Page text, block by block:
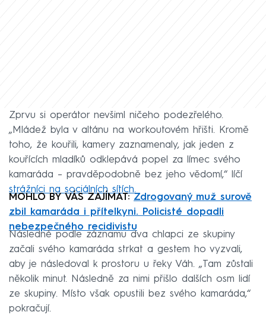
Zprvu si operátor nevšiml ničeho podezřelého.
„Mládež byla v altánu na workoutovém hřišti. Kromě
toho, že kouřili, kamery zaznamenaly, jak jeden z
kouřících mladíků odklepává popel za límec svého
kamaráda – pravděpodobně bez jeho vědomí,“ líčí
strážníci na sociálních sítích.
MOHLO BY VÁS ZAJÍMAT: Zdrogovaný muž surově
zbil kamaráda i přítelkyni. Policisté dopadli
nebezpečného recidivistu
Následně podle záznamu dva chlapci ze skupiny
začali svého kamaráda strkat a gestem ho vyzvali,
aby je následoval k prostoru u řeky Váh. „Tam zůstali
několik minut. Následně za nimi přišlo dalších osm lidí
ze skupiny. Místo však opustili bez svého kamaráda,“
pokračují.